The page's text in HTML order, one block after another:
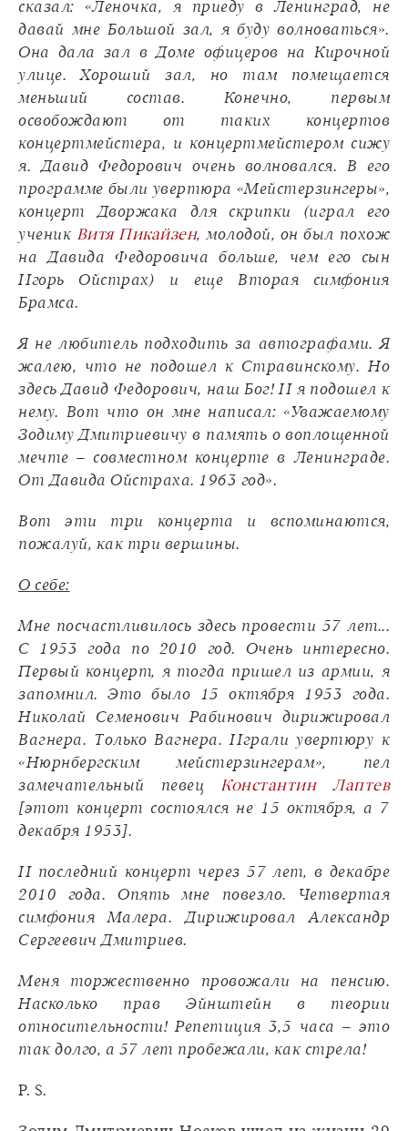
сказал: «Леночка, я приеду в Ленинград, не
давай мне Большой зал, я буду волноваться».
Она дала зал в Доме офицеров на Кирочной
улице. Хороший зал, но там помещается
меньший состав. Конечно, первым
освобождают от таких концертов
концертмейстера, и концертмейстером сижу
я. Давид Федорович очень волновался. В его
программе были увертюра «Мейстерзингеры»,
концерт Дворжака для скрипки (играл его
ученик Витя Пикайзен, молодой, он был похож
на Давида Федоровича больше, чем его сын
Игорь Ойстрах) и еще Вторая симфония
Брамса.
Я не любитель подходить за автографами. Я
жалею, что не подошел к Стравинскому. Но
здесь Давид Федорович, наш Бог! И я подошел к
нему. Вот что он мне написал: «Уважаемому
Зодиму Дмитриевичу в память о воплощенной
мечте – совместном концерте в Ленинграде.
От Давида Ойстраха. 1963 год».
Вот эти три концерта и вспоминаются,
пожалуй, как три вершины.
О себе:
Мне посчастливилось здесь провести 57 лет...
С 1953 года по 2010 год. Очень интересно.
Первый концерт, я тогда пришел из армии, я
запомнил. Это было 15 октября 1953 года.
Николай Семенович Рабинович дирижировал
Вагнера. Только Вагнера. Играли увертюру к
«Нюрнбергским мейстерзингерам», пел
замечательный певец Константин Лаптев
[этот концерт состоялся не 15 октября, а 7
декабря 1953].
И последний концерт через 57 лет, в декабре
2010 года. Опять мне повезло. Четвертая
симфония Малера. Дирижировал Александр
Сергеевич Дмитриев.
Меня торжественно провожали на пенсию.
Насколько прав Эйнштейн в теории
относительности! Репетиция 3,5 часа – это
так долго, а 57 лет пробежали, как стрела!
P. S.